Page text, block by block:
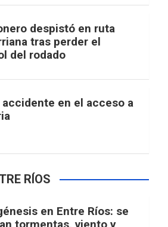
despistó en ruta
tras perder el
del rodado
accidente en el acceso a
RÍOS
en Entre Ríos: se